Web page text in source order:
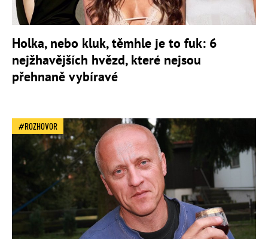
Holka, nebo kluk, těmhle je to fuk: 6
nejžhavějších hvězd, které nejsou
přehnaně vybíravé
ROZHOVOR